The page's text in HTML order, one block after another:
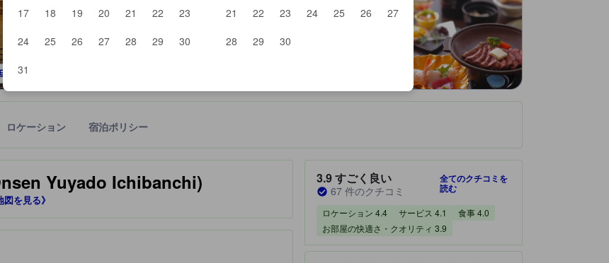
17
18 19 20 21 22
23
24
25 26 27 28 29
30
31
21
22 23 24 25 26
27
28
29 30
を見る
ロケーション 宿泊ポリシー
Yuyado Ichibanchi)
に備わっていると予測される快適さや客室のレベルを示すものです。
を見る》
宿泊施設のクチコミスコア：3.9 / 5 すごく良い 67 件のクチコミ
3.9すごく良い
67 件のクチコミ
全てのクチコミを
読む
ロケーション 4.4 サービス 4.1
食事 4.0
お部屋の快適さ・クオリティ 3.9